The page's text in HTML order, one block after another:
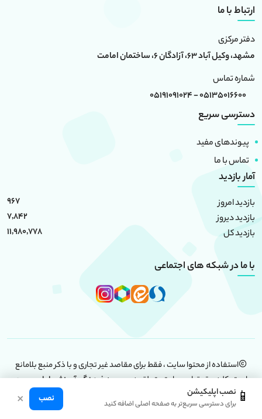
ارتباط با ما
دفتر مرکزی
مشهد، وکیل آباد 63، آزادگان 6، ساختمان امامت
شماره تماس
05135016600 - 05191091024
دسترسی سریع
پیوندهای مفید
تماس با ما
آمار بازدید
بازدید امروز
967
بازدید دیروز
7,842
بازدید کل
11,980,778
با ما در شبکه های اجتماعی
استفاده از محتوا سایت ، فقط برای مقاصد غیر تجاری و با ذکر منبع بلامانع
است. کلیه حقوق این سایت متعلق بهموسسه فرهنگی آموزشی امام حسین
📱 نصب اپلیکیشن
برای دسترسی سریع‌تر به صفحه اصلی اضافه کنید نصب ×